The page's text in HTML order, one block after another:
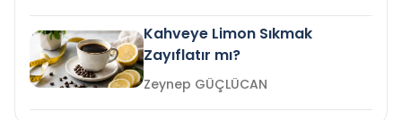
Kahveye Limon Sıkmak
Zayıflatır mı?
Zeynep GÜÇLÜCAN